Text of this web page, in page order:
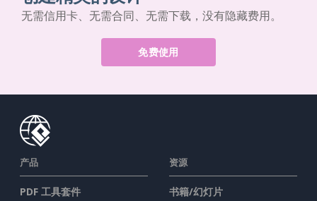
无需信用卡、无需合同、无需下载，没有隐藏费用。
免费使用
产品
PDF 工具套件
资源
书籍/幻灯片